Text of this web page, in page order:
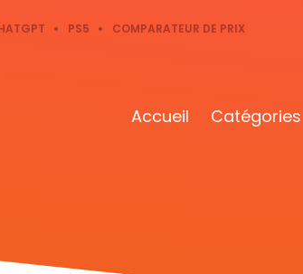
PS5 COMPARATEUR DE PRIX
Accueil Catégories